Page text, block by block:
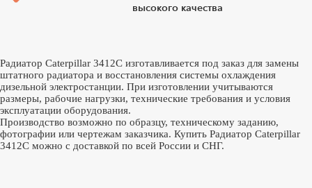
высокого качества
Радиатор Caterpillar 3412C изготавливается под заказ для замены
штатного радиатора и восстановления системы охлаждения
дизельной электростанции. При изготовлении учитываются
размеры, рабочие нагрузки, технические требования и условия
эксплуатации оборудования.
Производство возможно по образцу, техническому заданию,
фотографии или чертежам заказчика. Купить Радиатор Caterpillar
3412C можно с доставкой по всей России и СНГ.